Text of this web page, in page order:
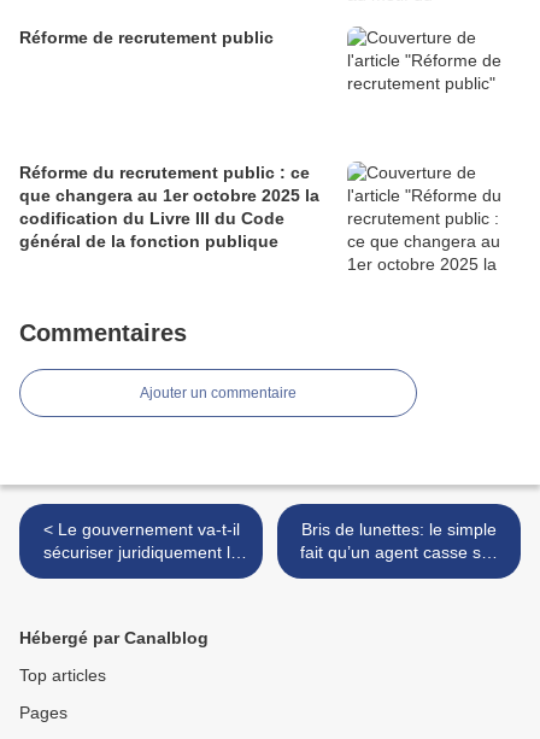
Réforme de recrutement public
Réforme du recrutement public : ce
que changera au 1er octobre 2025 la
codification du Livre III du Code
général de la fonction publique
Commentaires
Ajouter un commentaire
< Le gouvernement va-t-il
sécuriser juridiquement le
congé menstruel dans la
Bris de lunettes: le simple
fait qu’un agent casse ses
lunettes sur son lieu de
Hébergé par Canalblog
Top articles
Pages